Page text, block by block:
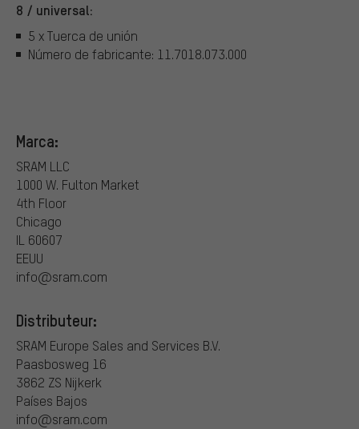
8 / universal:
5 x Tuerca de unión
Número de fabricante: 11.7018.073.000
Marca:
SRAM LLC
1000 W. Fulton Market
4th Floor
Chicago
IL 60607
EEUU
info@sram.com
Distributeur:
SRAM Europe Sales and Services B.V.
Paasbosweg 16
3862 ZS Nijkerk
Países Bajos
info@sram.com